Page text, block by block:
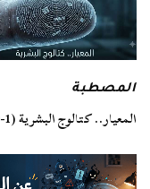
المصطبة
المعيار.. كتالوج البشرية (1-10)